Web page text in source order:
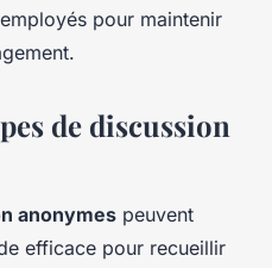
pour maintenir
de discussion
anonymes peuvent
efficace pour recueillir